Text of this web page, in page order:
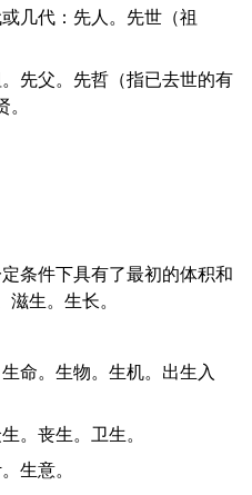
生。生长。
生。丧生。卫生。
生意。